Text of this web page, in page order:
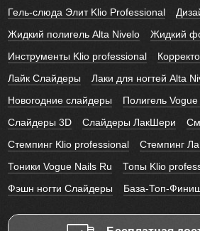
Гель-слюда Элит Klio Professional
Жидкий полигель Alta Nivelo
Жидкий
Инструменты Klio professional
Лайк Слайдеры
Лаки для ногтей Alta
Новогодние слайдеры
Полигель
Слайдеры 3D
Слайдеры ЛакШери
Стемпинг Klio professional
Стемпинг
Тоники Vogue Nails Ru
Топы Klio
Фэшн ногти Слайдеры
База-Топ-